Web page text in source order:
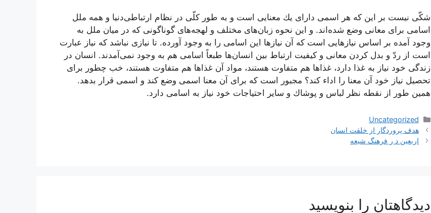
شكّی نیست بر این كه هر اسمی دارای یك معنایی است و به طور كلّی در نظام ارتباطی‌دنیا و همه ملل
اسامی برای معانی وضع شده‌اند. و این نحوه زبان‌های مختلف و لهجه‌های گوناگونی كه در میان ملل به
وجود آمده بر اساس نیازهایی است كه آن نیازها این اسامی را به وجود آورده. تا نیازی نباشد كه نیاز عبارت
است از ردّ و بدل كردن معانی و كیفیت ارتباط بین انسان‌ها طبعاً اسامی هم به وجود نمی‌آمدند. انسان در
زندگی خود نیاز به غذا دارد، غذاها هم متفاوت هستند، مواد آن غذاها هم متفاوت هستند، خب چطور برای
تحصیل نیاز خود آن معنا را اداء كند؟ مجبور است كه برای آن معنا اسمی وضع كند و اسمی قرار بدهد.
همین طور از نقطه نظر لباس و پوشاك و سایر احتیاجات خود نیاز به اسامی دارد.
دسته‌ها
Uncategorized
ناوبری
نوشته‌ها
هدف پروردگار از خلقت انسان
اربعین د ر فرهنگ شیعه
دیدگاهتان را بنویسید